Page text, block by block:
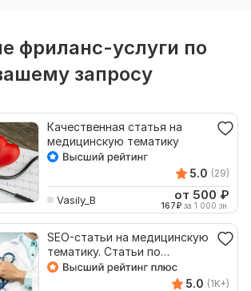
фриланс-услуги по
запросу
Качественная статья на
медицинскую тематику
5.0 (29)
Vasily_B от 500 ₽
167₽ за 1 000 зн.
SEO-статьи на медицинскую
тематику. Статьи по
медицине
5.0 (1K+)